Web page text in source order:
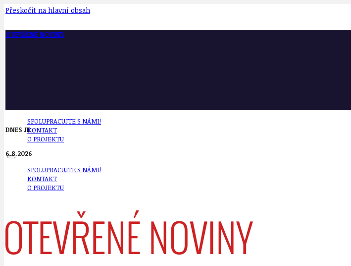
Přeskočit na hlavní obsah
OTEVŘENÉ NOVINY
SPOLUPRACUJTE S NÁMI!
KONTAKT
O PROJEKTU
SPOLUPRACUJTE S NÁMI!
KONTAKT
O PROJEKTU
DNES JE
6.8.2026